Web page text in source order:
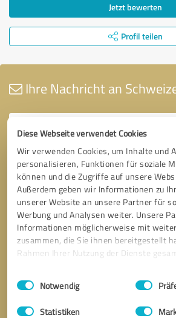
Diese Webseite verwendet Cookies
Wir verwenden Cookies, um Inhalte und
personalisieren, Funktionen für soziale
können und die Zugriffe auf unsere
Außerdem geben wir Informationen zu
unserer Website an unsere Partner für
Werbung und Analysen weiter. Unsere
Informationen möglicherweise mit
zusammen, die Sie ihnen bereitgestellt
Rahmen Ihrer Nutzung der Dienste
Impressum Datenschutzbestimmungen
Einwilligungsauswahl
Notwendig
Statistiken
Jetzt bewerten
Profil teilen
Ihre Nachricht an